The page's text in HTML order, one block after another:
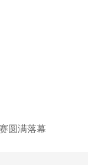
圆满落幕